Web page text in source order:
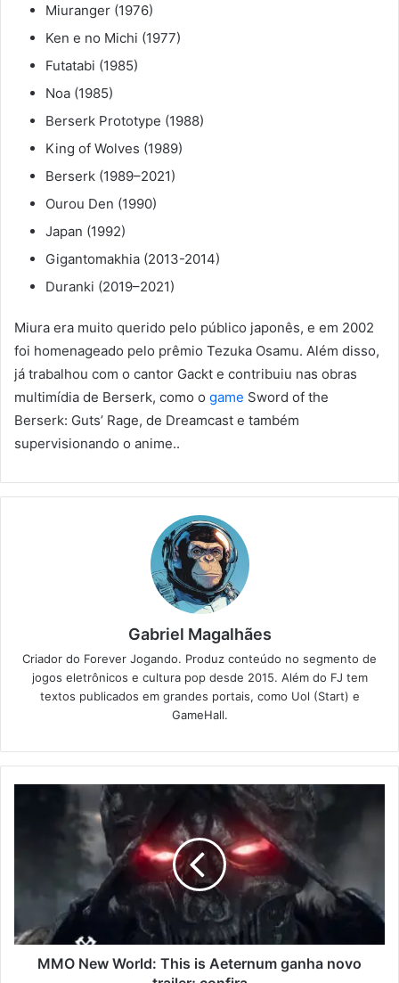
Miuranger (1976)
Ken e no Michi (1977)
Futatabi (1985)
Noa (1985)
Berserk Prototype (1988)
King of Wolves (1989)
Berserk (1989–2021)
Ourou Den (1990)
Japan (1992)
Gigantomakhia (2013-2014)
Duranki (2019–2021)
Miura era muito querido pelo público japonês, e em 2002
foi homenageado pelo prêmio Tezuka Osamu. Além disso,
já trabalhou com o cantor Gackt e contribuiu nas obras
multimídia de Berserk, como o game Sword of the
Berserk: Guts’ Rage, de Dreamcast e também
supervisionando o anime..
Gabriel Magalhães
Criador do Forever Jogando. Produz conteúdo no segmento de
jogos eletrônicos e cultura pop desde 2015. Além do FJ tem
textos publicados em grandes portais, como Uol (Start) e
GameHall.
MMO New World: This is Aeternum ganha novo